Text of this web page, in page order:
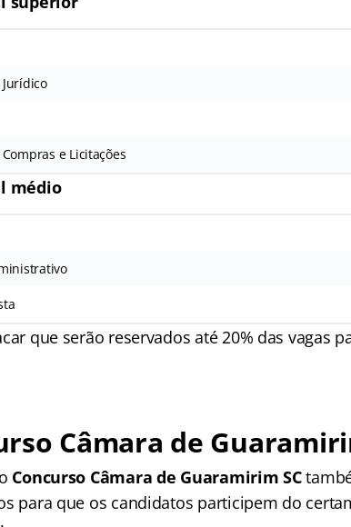
e Licitações
médio
que serão reservados até 20% das vagas
Câmara de
Concurso Câmara de Guaramirim SC
para que os candidatos participem do